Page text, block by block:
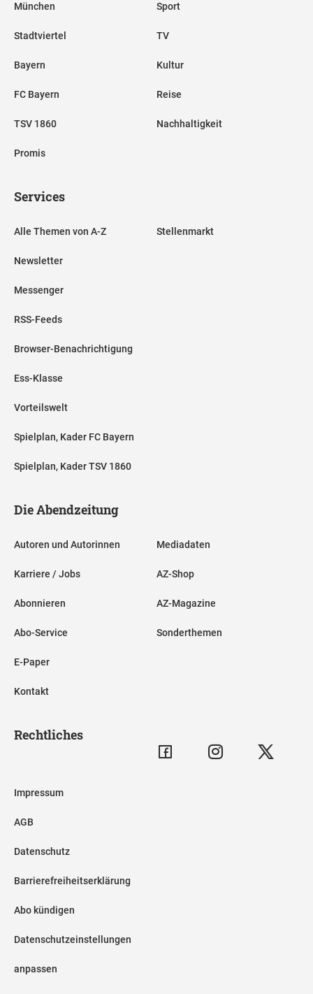
München
Stadtviertel
Bayern
FC Bayern
TSV 1860
Promis
Sport
TV
Kultur
Reise
Nachhaltigkeit
Services
Alle Themen von A-Z
Newsletter
Messenger
RSS-Feeds
Browser-Benachrichtigung
Ess-Klasse
Vorteilswelt
Spielplan, Kader FC Bayern
Spielplan, Kader TSV 1860
Stellenmarkt
Die Abendzeitung
Autoren und Autorinnen
Karriere / Jobs
Abonnieren
Abo-Service
E-Paper
Kontakt
Mediadaten
AZ-Shop
AZ-Magazine
Sonderthemen
Rechtliches
Impressum
AGB
Datenschutz
Barrierefreiheitserklärung
Abo kündigen
Datenschutzeinstellungen
anpassen